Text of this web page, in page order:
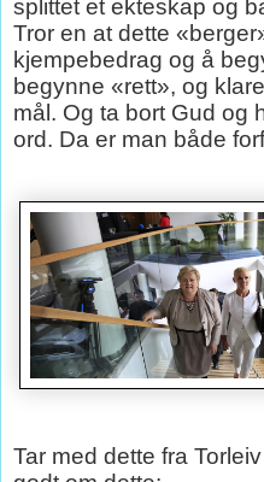
splittet et ekteskap og
Tror en at dette
kjempebedrag og å
begynne «rett», og
mål. Og ta bort Gud og
ord. Da er man både
Tar med dette fra